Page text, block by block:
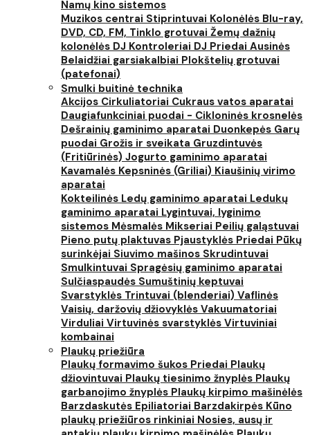
Namų kino sistemos
Muzikos centrai Stiprintuvai Kolonėlės Blu-ray,
DVD, CD, FM, Tinklo grotuvai Žemų dažnių
kolonėlės DJ Kontroleriai DJ Priedai Ausinės
Belaidžiai garsiakalbiai Plokštelių grotuvai
(patefonai)
Smulki buitinė technika
Akcijos Cirkuliatoriai Cukraus vatos aparatai
Daugiafunkciniai puodai - Cikloninės krosnelės
Dešrainių gaminimo aparatai Duonkepės Garų
puodai Grožis ir sveikata Gruzdintuvės
(Fritiūrinės) Jogurto gaminimo aparatai
Kavamalės Kepsninės (Griliai) Kiaušinių virimo
aparatai
Kokteilinės Ledų gaminimo aparatai Ledukų
gaminimo aparatai Lygintuvai, lyginimo
sistemos Mėsmalės Mikseriai Peilių galąstuvai
Pieno putų plaktuvas Pjaustyklės Priedai Pūkų
surinkėjai Siuvimo mašinos Skrudintuvai
Smulkintuvai Spragėsių gaminimo aparatai
Sulčiaspaudės Sumuštinių keptuvai
Svarstyklės Trintuvai (blenderiai) Vaflinės
Vaisių, daržovių džiovyklės Vakuumatoriai
Virduliai Virtuvinės svarstyklės Virtuviniai
kombainai
Plaukų priežiūra
Plaukų formavimo šukos Priedai Plaukų
džiovintuvai Plaukų tiesinimo žnyplės Plaukų
garbanojimo žnyplės Plaukų kirpimo mašinėlės
Barzdaskutės Epiliatoriai Barzdakirpės Kūno
plaukų priežiūros rinkiniai Nosies, ausų ir